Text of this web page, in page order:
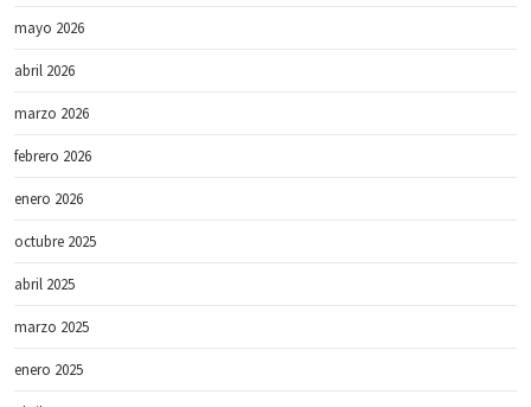
mayo 2026
abril 2026
marzo 2026
febrero 2026
enero 2026
octubre 2025
abril 2025
marzo 2025
enero 2025